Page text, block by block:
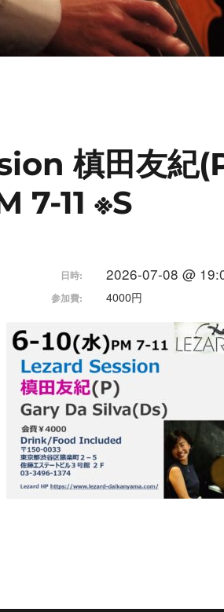
槙田友紀
7-11 ※S
日時: 2026-07-08 @
参加費: 4000円